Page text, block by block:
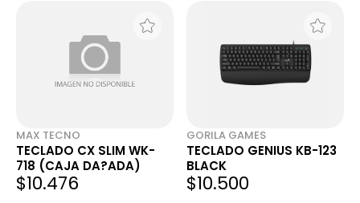
MAX TECNO
TECLADO CX SLIM WK-
718 (CAJA DA?ADA)
$10.476
GORILA GAMES
TECLADO GENIUS KB-123
BLACK
$10.500